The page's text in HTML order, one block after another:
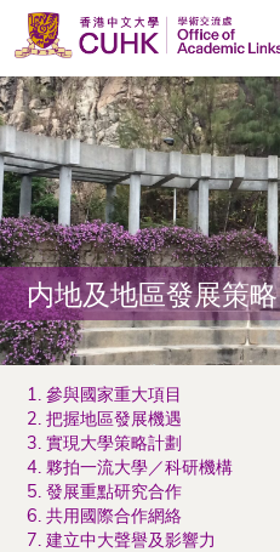
香
港
中
文
大
學
學
術
交
流
處
内地及地區發展策略
1. 參與國家重大項目
2. 把握地區發展機遇
3. 實現大學策略計劃
4. 夥拍一流大學／科研機構
5. 發展重點研究合作
6. 共用國際合作網絡
7. 建立中大聲譽及影響力